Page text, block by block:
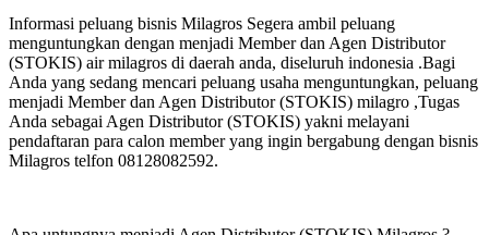
Informasi peluang bisnis Milagros Segera ambil peluang
menguntungkan dengan menjadi Member dan Agen Distributor
(STOKIS) air milagros di daerah anda, diseluruh indonesia .Bagi
Anda yang sedang mencari peluang usaha menguntungkan, peluang
menjadi Member dan Agen Distributor (STOKIS) milagro ,Tugas
Anda sebagai Agen Distributor (STOKIS) yakni melayani
pendaftaran para calon member yang ingin bergabung dengan bisnis
Milagros telfon 08128082592.